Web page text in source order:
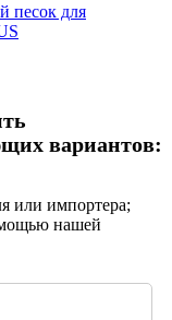
песок для
вариантов:
или импортера;
нашей